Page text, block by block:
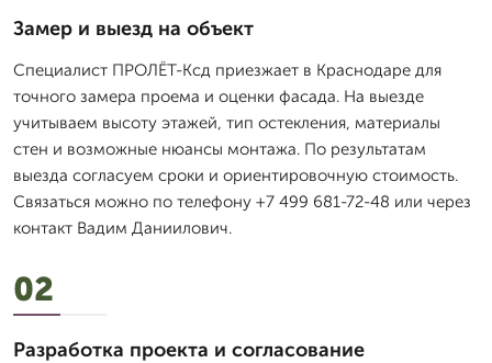
Замер и выезд на объект
Специалист ПРОЛЁТ-Ксд приезжает в Краснодаре для
точного замера проема и оценки фасада. На выезде
учитываем высоту этажей, тип остекления, материалы
стен и возможные нюансы монтажа. По результатам
выезда согласуем сроки и ориентировочную стоимость.
Связаться можно по телефону +7 499 681-72-48 или через
контакт Вадим Даниилович.
02
Разработка проекта и согласование